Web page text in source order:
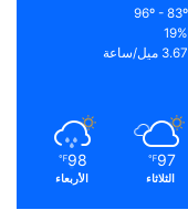
19%
3.67 ميل/ساعة
97
℉
الثلاثاء
98
℉
الأربعاء